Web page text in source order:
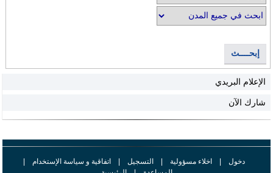
إبحــــث
الإعلام البريدي
شارك الآن
دخول اخلاء مسؤولية التسجيل اتفاقية و سياسة الإستخدام